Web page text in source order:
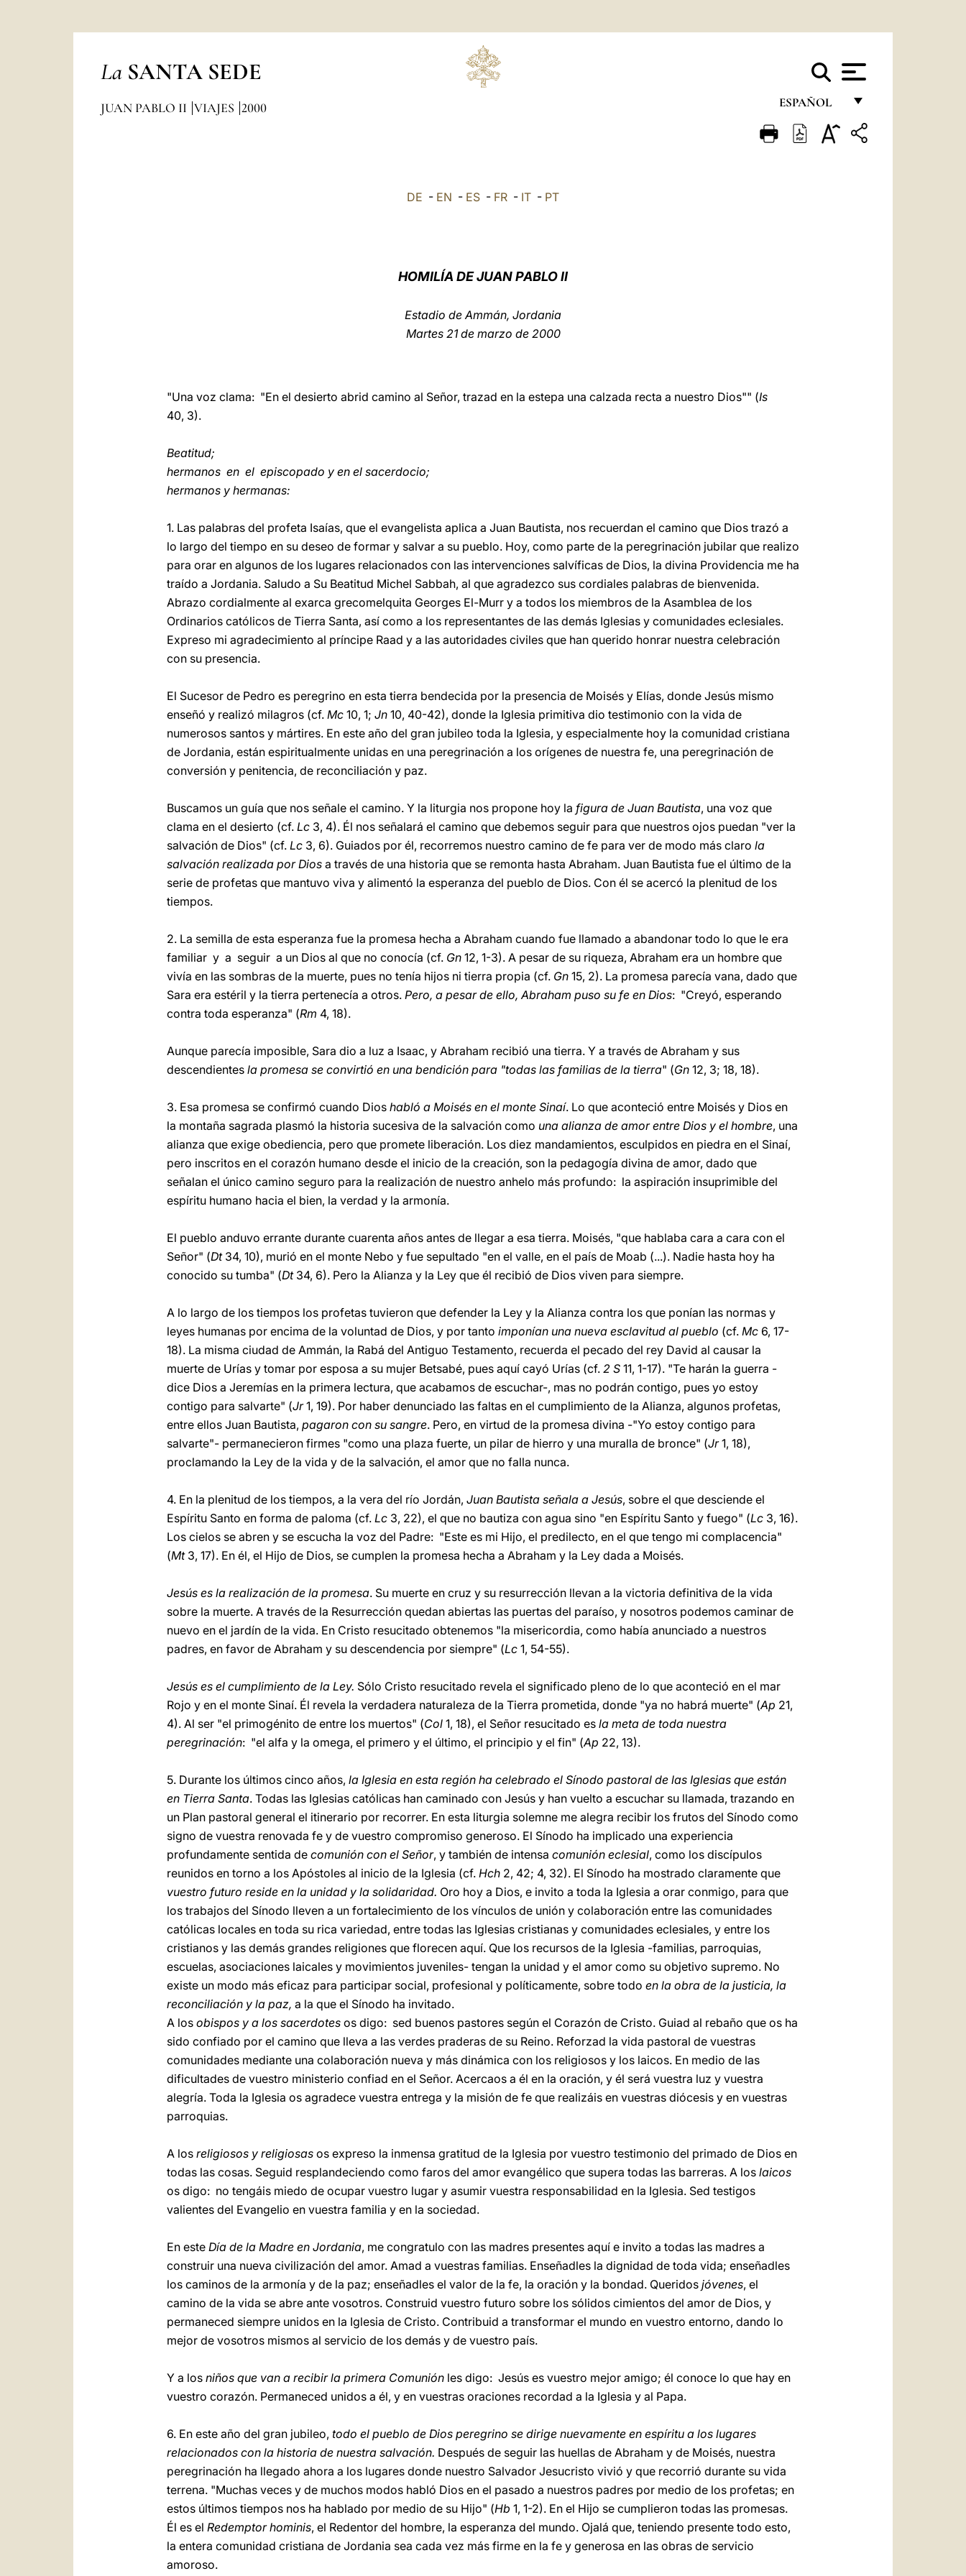
La SANTA SEDE
ESPAÑOL
FRANÇAIS
JUAN PABLO II VIAJES 2000
DE - EN - ES - FR - IT - PT
HOMILÍA DE JUAN PABLO II
Estadio de Ammán, Jordania
Martes 21 de marzo de 2000
"Una voz clama: "En el desierto abrid camino al Señor, trazad en la estepa una calzada recta a nuestro Dios"" (Is
40, 3).
Beatitud;
hermanos en el episcopado y en el sacerdocio;
hermanos y hermanas:
1. Las palabras del profeta Isaías, que el evangelista aplica a Juan Bautista, nos recuerdan el camino que Dios trazó a
lo largo del tiempo en su deseo de formar y salvar a su pueblo. Hoy, como parte de la peregrinación jubilar que realizo
para orar en algunos de los lugares relacionados con las intervenciones salvíficas de Dios, la divina Providencia me ha
traído a Jordania. Saludo a Su Beatitud Michel Sabbah, al que agradezco sus cordiales palabras de bienvenida.
Abrazo cordialmente al exarca grecomelquita Georges El-Murr y a todos los miembros de la Asamblea de los
Ordinarios católicos de Tierra Santa, así como a los representantes de las demás Iglesias y comunidades eclesiales.
Expreso mi agradecimiento al príncipe Raad y a las autoridades civiles que han querido honrar nuestra celebración
con su presencia.
El Sucesor de Pedro es peregrino en esta tierra bendecida por la presencia de Moisés y Elías, donde Jesús mismo
enseñó y realizó milagros (cf. Mc 10, 1; Jn 10, 40-42), donde la Iglesia primitiva dio testimonio con la vida de
numerosos santos y mártires. En este año del gran jubileo toda la Iglesia, y especialmente hoy la comunidad cristiana
de Jordania, están espiritualmente unidas en una peregrinación a los orígenes de nuestra fe, una peregrinación de
conversión y penitencia, de reconciliación y paz.
Buscamos un guía que nos señale el camino. Y la liturgia nos propone hoy la figura de Juan Bautista, una voz que
clama en el desierto (cf. Lc 3, 4). Él nos señalará el camino que debemos seguir para que nuestros ojos puedan "ver la
salvación de Dios" (cf. Lc 3, 6). Guiados por él, recorremos nuestro camino de fe para ver de modo más claro la
salvación realizada por Dios a través de una historia que se remonta hasta Abraham. Juan Bautista fue el último de la
serie de profetas que mantuvo viva y alimentó la esperanza del pueblo de Dios. Con él se acercó la plenitud de los
tiempos.
2. La semilla de esta esperanza fue la promesa hecha a Abraham cuando fue llamado a abandonar todo lo que le era
familiar y a seguir a un Dios al que no conocía (cf. Gn 12, 1-3). A pesar de su riqueza, Abraham era un hombre que
vivía en las sombras de la muerte, pues no tenía hijos ni tierra propia (cf. Gn 15, 2). La promesa parecía vana, dado que
Sara era estéril y la tierra pertenecía a otros. Pero, a pesar de ello, Abraham puso su fe en Dios: "Creyó, esperando
contra toda esperanza" (Rm 4, 18).
Aunque parecía imposible, Sara dio a luz a Isaac, y Abraham recibió una tierra. Y a través de Abraham y sus
descendientes la promesa se convirtió en una bendición para "todas las familias de la tierra" (Gn 12, 3; 18, 18).
3. Esa promesa se confirmó cuando Dios habló a Moisés en el monte Sinaí. Lo que aconteció entre Moisés y Dios en
la montaña sagrada plasmó la historia sucesiva de la salvación como una alianza de amor entre Dios y el hombre, una
alianza que exige obediencia, pero que promete liberación. Los diez mandamientos, esculpidos en piedra en el Sinaí,
pero inscritos en el corazón humano desde el inicio de la creación, son la pedagogía divina de amor, dado que
señalan el único camino seguro para la realización de nuestro anhelo más profundo: la aspiración insuprimible del
espíritu humano hacia el bien, la verdad y la armonía.
El pueblo anduvo errante durante cuarenta años antes de llegar a esa tierra. Moisés, "que hablaba cara a cara con el
Señor" (Dt34, 10), murió en el monte Nebo y fue sepultado "en el valle, en el país de Moab (...). Nadie hasta hoy ha
conocido su tumba" (Dt34, 6). Pero la Alianza y la Ley que él recibió de Dios viven para siempre.
A lo largo de los tiempos los profetas tuvieron que defender la Ley y la Alianza contra los que ponían las normas y
leyes humanas por encima de la voluntad de Dios, y por tanto imponían una nueva esclavitud al pueblo (cf. Mc 6, 17-
18). La misma ciudad de Ammán, la Rabá del Antiguo Testamento, recuerda el pecado del rey David al causar la
muerte de Urías y tomar por esposa a su mujer Betsabé, pues aquí cayó Urías (cf. 2 S 11, 1-17). "Te harán la guerra -
dice Dios a Jeremías en la primera lectura, que acabamos de escuchar-, mas no podrán contigo, pues yo estoy
contigo para salvarte" (Jr1, 19). Por haber denunciado las faltas en el cumplimiento de la Alianza, algunos profetas,
entre ellos Juan Bautista, pagaron con su sangre. Pero, en virtud de la promesa divina -"Yo estoy contigo para
salvarte"- permanecieron firmes "como una plaza fuerte, un pilar de hierro y una muralla de bronce" (Jr1, 18),
proclamando la Ley de la vida y de la salvación, el amor que no falla nunca.
4. En la plenitud de los tiempos, a la vera del río Jordán, Juan Bautista señala a Jesús, sobre el que desciende el
Espíritu Santo en forma de paloma (cf. Lc 3, 22), el que no bautiza con agua sino "en Espíritu Santo y fuego" (Lc 3, 16).
Los cielos se abren y se escucha la voz del Padre: "Este es mi Hijo, el predilecto, en el que tengo mi complacencia"
(Mt 3, 17). En él, el Hijo de Dios, se cumplen la promesa hecha a Abraham y la Ley dada a Moisés.
Jesús es la realización de la promesa. Su muerte en cruz y su resurrección llevan a la victoria definitiva de la vida
sobre la muerte. A través de la Resurrección quedan abiertas las puertas del paraíso, y nosotros podemos caminar de
nuevo en el jardín de la vida. En Cristo resucitado obtenemos "la misericordia, como había anunciado a nuestros
padres, en favor de Abraham y su descendencia por siempre" (Lc 1, 54-55).
Jesús es el cumplimiento de la Ley. Sólo Cristo resucitado revela el significado pleno de lo que aconteció en el mar
Rojo y en el monte Sinaí. Él revela la verdadera naturaleza de la Tierra prometida, donde "ya no habrá muerte" (Ap 21,
4). Al ser "el primogénito de entre los muertos" (Col 1, 18), el Señor resucitado es la meta de toda nuestra
peregrinación: "el alfa y la omega, el primero y el último, el principio y el fin" (Ap 22, 13).
5. Durante los últimos cinco años, la Iglesia en esta región ha celebrado el Sínodo pastoral de las Iglesias que están
en Tierra Santa. Todas las Iglesias católicas han caminado con Jesús y han vuelto a escuchar su llamada, trazando en
un Plan pastoral general el itinerario por recorrer. En esta liturgia solemne me alegra recibir los frutos del Sínodo como
signo de vuestra renovada fe y de vuestro compromiso generoso. El Sínodo ha implicado una experiencia
profundamente sentida de comunión con el Señor, y también de intensa comunión eclesial, como los discípulos
reunidos en torno a los Apóstoles al inicio de la Iglesia (cf. Hch 2, 42; 4, 32). El Sínodo ha mostrado claramente que
vuestro futuro reside en la unidad y la solidaridad. Oro hoy a Dios, e invito a toda la Iglesia a orar conmigo, para que
los trabajos del Sínodo lleven a un fortalecimiento de los vínculos de unión y colaboración entre las comunidades
católicas locales en toda su rica variedad, entre todas las Iglesias cristianas y comunidades eclesiales, y entre los
cristianos y las demás grandes religiones que florecen aquí. Que los recursos de la Iglesia -familias, parroquias,
escuelas, asociaciones laicales y movimientos juveniles- tengan la unidad y el amor como su objetivo supremo. No
existe un modo más eficaz para participar social, profesional y políticamente, sobre todo en la obra de la justicia, la
reconciliación y la paz, a la que el Sínodo ha invitado.
A los obispos y a los sacerdotes os digo: sed buenos pastores según el Corazón de Cristo. Guiad al rebaño que os ha
sido confiado por el camino que lleva a las verdes praderas de su Reino. Reforzad la vida pastoral de vuestras
comunidades mediante una colaboración nueva y más dinámica con los religiosos y los laicos. En medio de las
dificultades de vuestro ministerio confiad en el Señor. Acercaos a él en la oración, y él será vuestra luz y vuestra
alegría. Toda la Iglesia os agradece vuestra entrega y la misión de fe que realizáis en vuestras diócesis y en vuestras
parroquias.
A los religiosos y religiosas os expreso la inmensa gratitud de la Iglesia por vuestro testimonio del primado de Dios en
todas las cosas. Seguid resplandeciendo como faros del amor evangélico que supera todas las barreras. A los laicos
os digo: no tengáis miedo de ocupar vuestro lugar y asumir vuestra responsabilidad en la Iglesia. Sed testigos
valientes del Evangelio en vuestra familia y en la sociedad.
En este Día de la Madre en Jordania, me congratulo con las madres presentes aquí e invito a todas las madres a
construir una nueva civilización del amor. Amad a vuestras familias. Enseñadles la dignidad de toda vida; enseñadles
los caminos de la armonía y de la paz; enseñadles el valor de la fe, la oración y la bondad. Queridos jóvenes, el
camino de la vida se abre ante vosotros. Construid vuestro futuro sobre los sólidos cimientos del amor de Dios, y
permaneced siempre unidos en la Iglesia de Cristo. Contribuid a transformar el mundo en vuestro entorno, dando lo
mejor de vosotros mismos al servicio de los demás y de vuestro país.
Y a los niños que van a recibir la primera Comunión les digo: Jesús es vuestro mejor amigo; él conoce lo que hay en
vuestro corazón. Permaneced unidos a él, y en vuestras oraciones recordad a la Iglesia y al Papa.
6. En este año del gran jubileo, todo el pueblo de Dios peregrino se dirige nuevamente en espíritu a los lugares
relacionados con la historia de nuestra salvación. Después de seguir las huellas de Abraham y de Moisés, nuestra
peregrinación ha llegado ahora a los lugares donde nuestro Salvador Jesucristo vivió y que recorrió durante su vida
terrena. "Muchas veces y de muchos modos habló Dios en el pasado a nuestros padres por medio de los profetas; en
estos últimos tiempos nos ha hablado por medio de su Hijo" (Hb 1, 1-2). En el Hijo se cumplieron todas las promesas.
Él es el Redemptor hominis, el Redentor del hombre, la esperanza del mundo. Ojalá que, teniendo presente todo esto,
la entera comunidad cristiana de Jordania sea cada vez más firme en la fe y generosa en las obras de servicio
amoroso.